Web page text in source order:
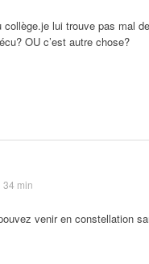
lui trouve pas mal
OU c’est autre chose?
34 min
venir en constellation